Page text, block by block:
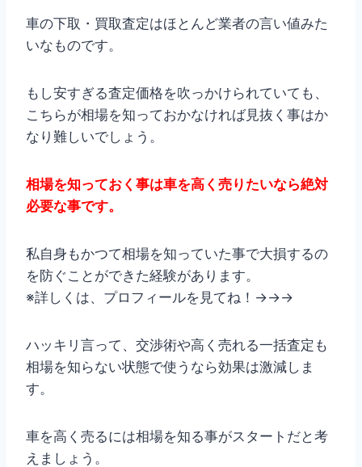
車の下取・買取査定はほとんど業者の言い値みた
いなものです。
もし安すぎる査定価格を吹っかけられていても、
こちらが相場を知っておかなければ見抜く事はか
なり難しいでしょう。
相場を知っておく事は車を高く売りたいなら絶対
必要な事です。
私自身もかつて相場を知っていた事で大損するの
を防ぐことができた経験があります。
※詳しくは、プロフィールを見てね！→→→
ハッキリ言って、交渉術や高く売れる一括査定も
相場を知らない状態で使うなら効果は激減しま
す。
車を高く売るには相場を知る事がスタートだと考
えましょう。